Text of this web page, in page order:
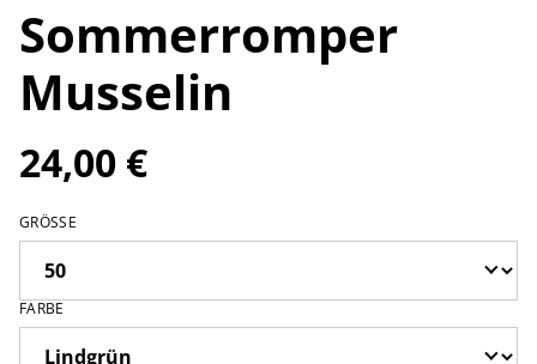
Sommerromper
Musselin
24,00 €
GRÖSSE
FARBE